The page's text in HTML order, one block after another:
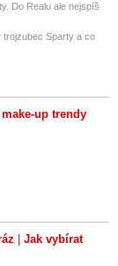
Do Realu ale nejspíš
trojzubec Sparty a co
make-up trendy
Jak vybírat